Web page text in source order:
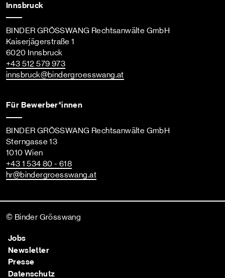
Innsbruck
BINDER GRÖSSWANG Rechtsanwälte GmbH
Kaiserjägerstraße 1
6020 Innsbruck
+43 512 579 973
innsbruck@bindergroesswang.at
Für Bewerber*innen
BINDER GRÖSSWANG Rechtsanwälte GmbH
Sterngasse 13
1010 Wien
+43 1 534 80 - 618
hr@bindergroesswang.at
© Binder Grösswang
Jobs
Newsletter
Presse
Datenschutz